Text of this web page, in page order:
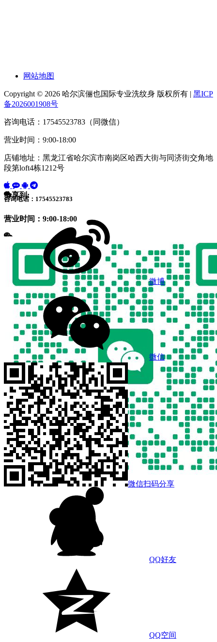
网站地图
Copyright © 2026 哈尔滨俪也国际专业洗纹身 版权所有 | 黑ICP
备2026001908号
咨询电话：17545523783（同微信）
营业时间：9:00-18:00
店铺地址：黑龙江省哈尔滨市南岗区哈西大街与同济街交角地
段第loft4栋1212号
咨询电话：17545523783
营业时间：9:00-18:00
分享到:
微博
微信
微信扫码分享
QQ好友
QQ空间